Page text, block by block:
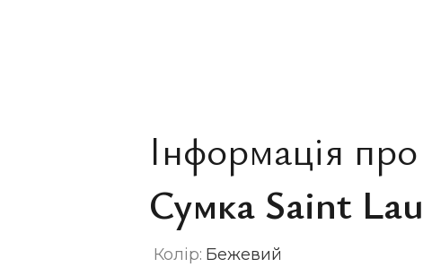
Інформація
Сумка Saint
Колір: Бежевий